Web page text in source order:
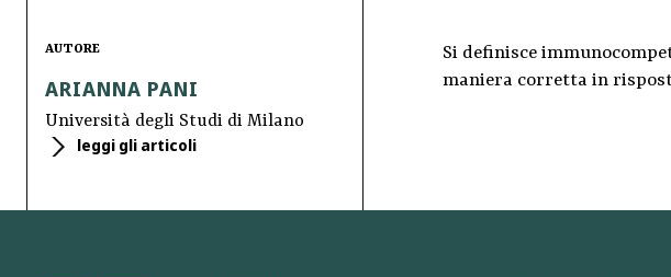
AUTORE
ARIANNA PANI
Università degli Studi di Milano
leggi gli articoli
Si definisce
maniera corretta in